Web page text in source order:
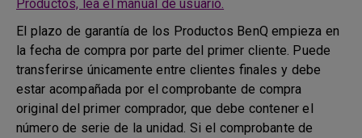
Productos, lea el manual de usuario.
El plazo de garantía de los Productos BenQ empieza en
la fecha de compra por parte del primer cliente. Puede
transferirse únicamente entre clientes finales y debe
estar acompañada por el comprobante de compra
original del primer comprador, que debe contener el
número de serie de la unidad. Si el comprobante de